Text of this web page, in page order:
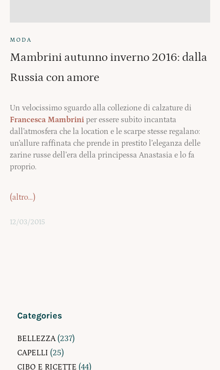
MODA
Mambrini autunno inverno 2016: dalla
Russia con amore
Un velocissimo sguardo alla collezione di calzature di
Francesca Mambrini per essere subito incantata
dall’atmosfera che la location e le scarpe stesse regalano:
un’allure raffinata che prende in prestito l’eleganza delle
zarine russe dell’era della principessa Anastasia e lo fa
proprio.
(altro…)
12/03/2015
Categories
BELLEZZA(237)
CAPELLI (25)
CIBO E RICETTE (44)